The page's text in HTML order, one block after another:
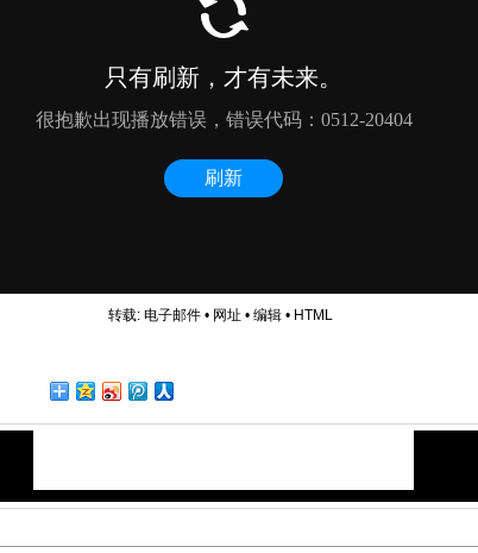
转载: 电子邮件• 网址 • 编辑• HTML